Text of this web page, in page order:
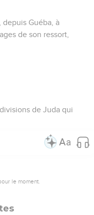
depuis Guéba, à
de son ressort,
de Juda qui
le moment.